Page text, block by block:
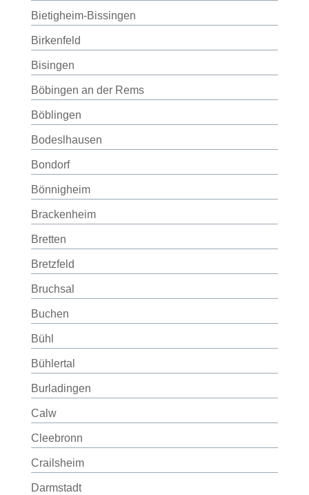
Bietigheim-Bissingen
Birkenfeld
Bisingen
Böbingen an der Rems
Böblingen
Bodeslhausen
Bondorf
Bönnigheim
Brackenheim
Bretten
Bretzfeld
Bruchsal
Buchen
Bühl
Bühlertal
Burladingen
Calw
Cleebronn
Crailsheim
Darmstadt